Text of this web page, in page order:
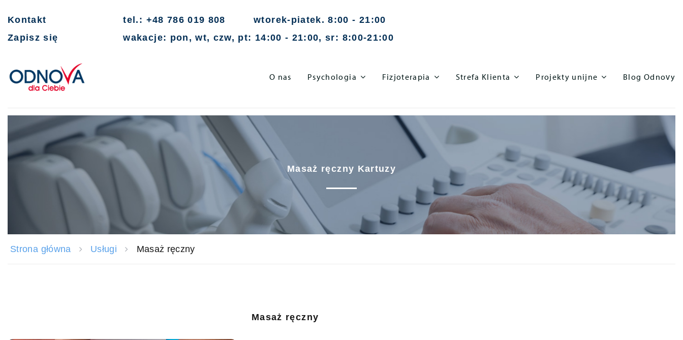
Kontakt
Zapisz się
tel.: +48 786 019 808
wtorek-piatek. 8:00 - 21:00
wakacje: pon, wt, czw, pt: 14:00 - 21:00, sr: 8:00-21:00
O nas Psychologia Fizjoterapia Strefa Klienta Projekty unijne Blog Odnovy
Masaż ręczny Kartuzy
Strona główna Usługi Masaż ręczny
Masaż ręczny